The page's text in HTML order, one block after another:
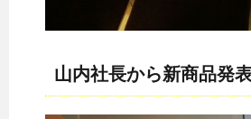
山内社長から新商品発